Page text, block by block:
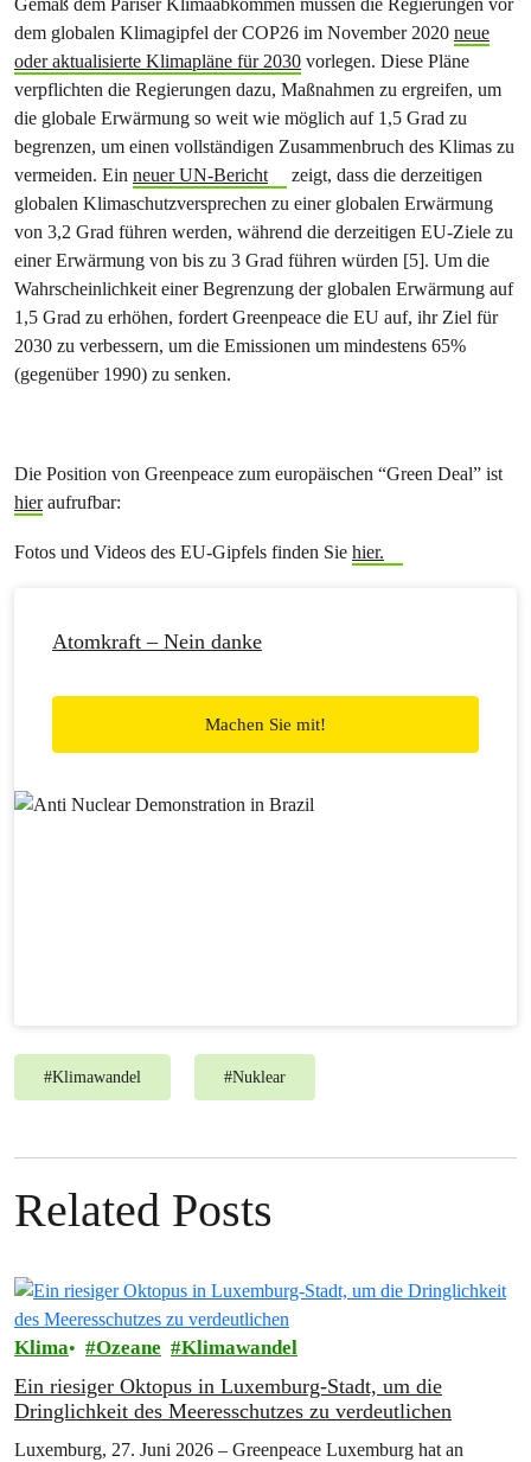
dem globalen Klimagipfel der COP26 im November 2020 neue
oder aktualisierte Klimapläne für 2030 vorlegen. Diese Pläne
verpflichten die Regierungen dazu, Maßnahmen zu ergreifen, um
die globale Erwärmung so weit wie möglich auf 1,5 Grad zu
begrenzen, um einen vollständigen Zusammenbruch des Klimas zu
vermeiden. Ein neuer UN-Bericht
zeigt, dass die derzeitigen
globalen Klimaschutzversprechen zu einer globalen Erwärmung
von 3,2 Grad führen werden, während die derzeitigen EU-Ziele zu
einer Erwärmung von bis zu 3 Grad führen würden [5]. Um die
Wahrscheinlichkeit einer Begrenzung der globalen Erwärmung auf
1,5 Grad zu erhöhen, fordert Greenpeace die EU auf, ihr Ziel für
2030 zu verbessern, um die Emissionen um mindestens 65%
(gegenüber 1990) zu senken.
Die Position von Greenpeace zum europäischen “Green Deal” ist
hieraufrufbar:
Fotos und Videos des EU-Gipfels finden Sie hier.
Atomkraft – Nein danke
Machen Sie mit!
#Klimawandel #Nuklear
Related Posts
Klima Ozeane Klimawandel
Ein riesiger Oktopus in Luxemburg-Stadt, um die
Dringlichkeit des Meeresschutzes zu verdeutlichen
Luxemburg, 27. Juni 2026 – Greenpeace Luxemburg hat an